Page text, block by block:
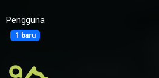
Pengguna
1 baru